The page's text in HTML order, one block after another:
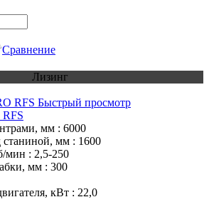
Сравнение
Лизинг
Быстрый просмотр
мм : 6000
станиной, мм : 1600
мин : 2,5-250
мм : 300
кВт : 22,0